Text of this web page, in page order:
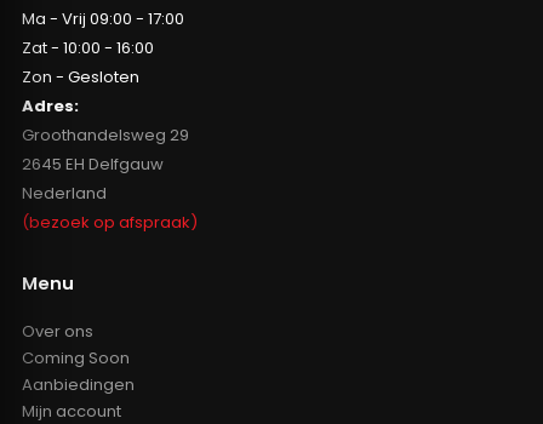
Ma - Vrij 09:00 - 17:00
Zat - 10:00 - 16:00
Zon - Gesloten
Adres:
Groothandelsweg 29
2645 EH Delfgauw
Nederland
(bezoek op afspraak)
Menu
Over ons
Coming Soon
Aanbiedingen
Mijn account